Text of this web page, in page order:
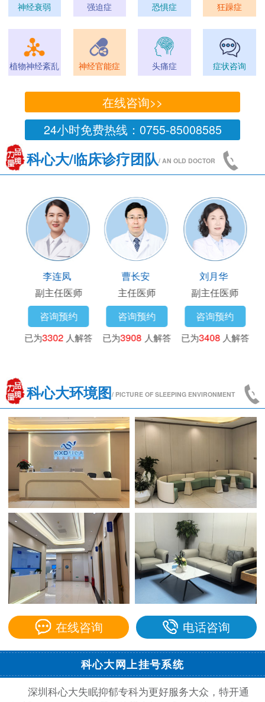
神经衰弱 强迫症 恐惧症 狂躁症
植物神经紊乱 神经官能症 头痛症 症状咨询
在线咨询>>
24小时免费热线：0755-85008585
科心大/临床诊疗团队/ AN OLD DOCTOR
王国陶
临床部主任
咨询预约
已为4173人解答
顾连友
副主任医师
咨询预约
已为3016人解答
李连凤
副主任医师
咨询预约
已为3302人解答
科心大环境图/ PICTURE OF SLEEPING ENVIRONMENT
在线咨询 电话咨询
科心大网上挂号系统
深圳科心大失眠抑郁专科为更好服务大众，特开通